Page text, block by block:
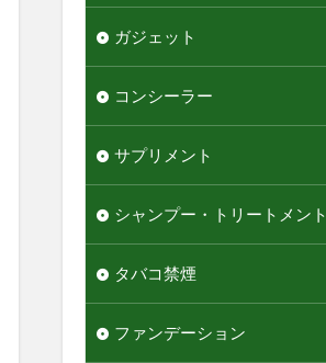
ガジェット
コンシーラー
サプリメント
シャンプー・トリートメント
タバコ禁煙
ファンデーション